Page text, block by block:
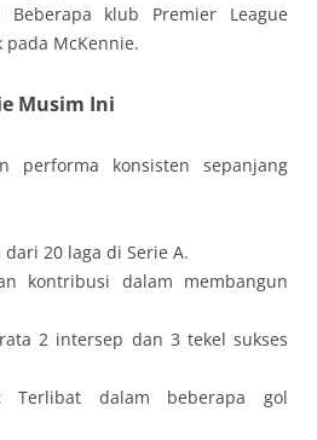
Beberapa klub Premier League
McKennie.
Musim Ini
performa konsisten sepanjang
dari 20 laga di Serie A.
kontribusi dalam membangun
2 intersep dan 3 tekel sukses
Terlibat dalam beberapa gol